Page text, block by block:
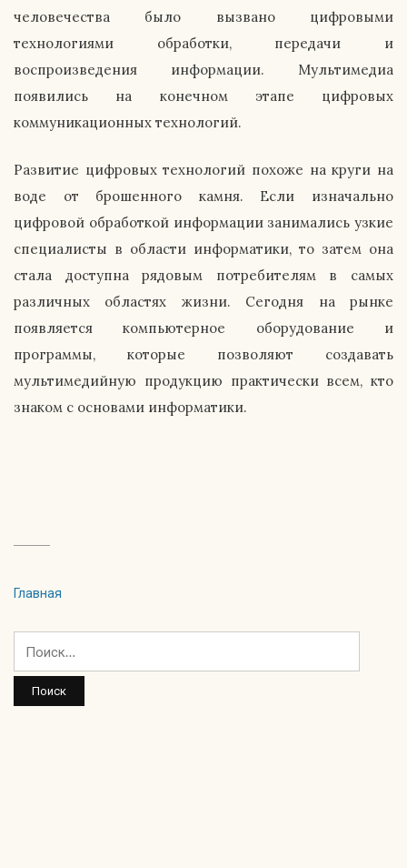
человечества было вызвано цифровыми
технологиями обработки, передачи и
воспроизведения информации. Мультимедиа
появились на конечном этапе цифровых
коммуникационных технологий.
Развитие цифровых технологий похоже на круги на
воде от брошенного камня. Если изначально
цифровой обработкой информации занимались узкие
специалисты в области информатики, то затем она
стала доступна рядовым потребителям в самых
различных областях жизни. Сегодня на рынке
появляется компьютерное оборудование и
программы, которые позволяют создавать
мультимедийную продукцию практически всем, кто
знаком с основами информатики.
Главная